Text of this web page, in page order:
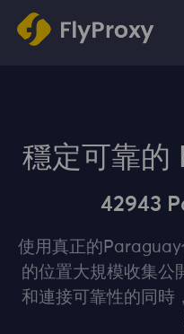
穩定可靠的
42943
使用真正的
的位置大規模收集公
和連接可靠性的同時